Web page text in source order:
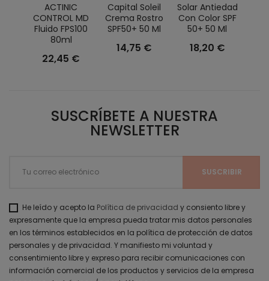
ACTINIC
CONTROL MD
Fluido FPS100
80ml
22,45 €
Capital Soleil
Crema Rostro
SPF50+ 50 Ml
14,75 €
Solar Antiedad
Con Color SPF
50+ 50 Ml
18,20 €
SUSCRÍBETE A NUESTRA
NEWSLETTER
He leído y acepto la Política de privacidad y consiento libre y
expresamente que la empresa pueda tratar mis datos personales
en los términos establecidos en la política de protección de datos
personales y de privacidad. Y manifiesto mi voluntad y
consentimiento libre y expreso para recibir comunicaciones con
información comercial de los productos y servicios de la empresa